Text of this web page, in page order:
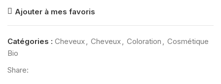
Ajouter à mes favoris
Catégories : Cheveux, Cheveux, Coloration , Cosmétique
Bio
Share: